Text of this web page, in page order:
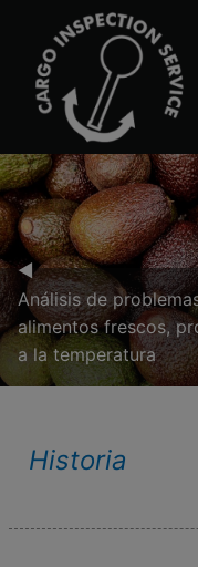
Previous Slide
◀︎
Análisis de
alimentos frescos,
a la temperatura
Historia